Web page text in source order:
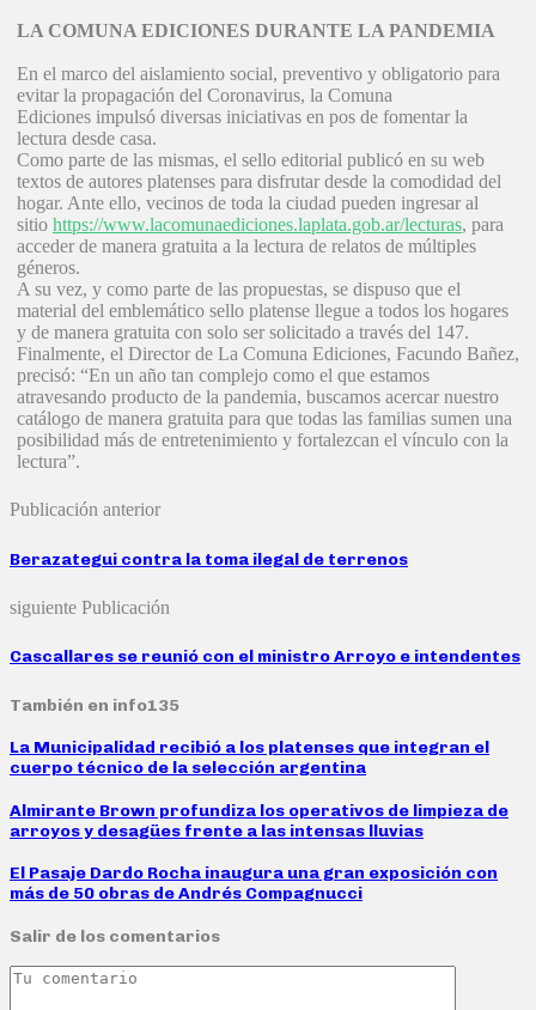
LA COMUNA EDICIONES DURANTE LA PANDEMIA
En el marco del aislamiento social, preventivo y obligatorio para
evitar la propagación del Coronavirus, la Comuna
Ediciones impulsó diversas iniciativas en pos de fomentar la
lectura desde casa.
Como parte de las mismas, el sello editorial publicó en su web
textos de autores platenses para disfrutar desde la comodidad del
hogar. Ante ello, vecinos de toda la ciudad pueden ingresar al
sitio https://www.lacomunaediciones.laplata.gob.ar/lecturas, para
acceder de manera gratuita a la lectura de relatos de múltiples
géneros.
A su vez, y como parte de las propuestas, se dispuso que el
material del emblemático sello platense llegue a todos los hogares
y de manera gratuita con solo ser solicitado a través del 147.
Finalmente, el Director de La Comuna Ediciones, Facundo Bañez,
precisó: “En un año tan complejo como el que estamos
atravesando producto de la pandemia, buscamos acercar nuestro
catálogo de manera gratuita para que todas las familias sumen una
posibilidad más de entretenimiento y fortalezcan el vínculo con la
lectura”.
Publicación anterior
Berazategui contra la toma ilegal de terrenos
siguiente Publicación
Cascallares se reunió con el ministro Arroyo e intendentes
También en info135
La Municipalidad recibió a los platenses que integran el
cuerpo técnico de la selección argentina
Almirante Brown profundiza los operativos de limpieza de
arroyos y desagües frente a las intensas lluvias
El Pasaje Dardo Rocha inaugura una gran exposición con
más de 50 obras de Andrés Compagnucci
Salir de los comentarios